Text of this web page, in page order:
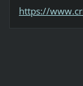
https://